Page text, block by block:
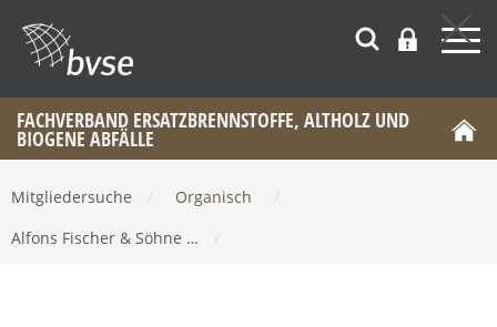
FACHVERBAND ERSATZBRENNSTOFFE, ALTHOLZ UND
BIOGENE ABFÄLLE
Mitgliedersuche Organisch
Alfons Fischer & Söhne …